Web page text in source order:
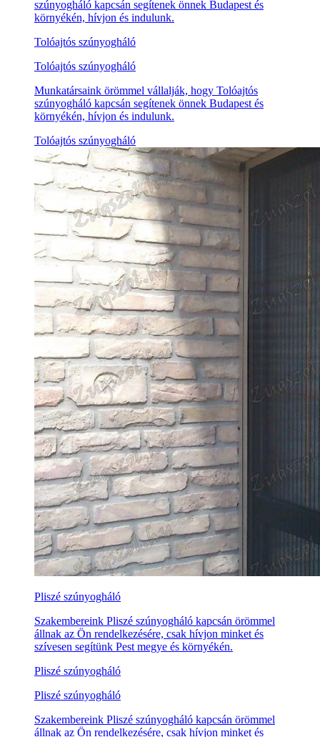
szúnyogháló kapcsán segítenek önnek Budapest és
környékén, hívjon és indulunk.
Tolóajtós szúnyogháló
Tolóajtós szúnyogháló
Munkatársaink örömmel vállalják, hogy Tolóajtós
szúnyogháló kapcsán segítenek önnek Budapest és
környékén, hívjon és indulunk.
Tolóajtós szúnyogháló
Pliszé szúnyogháló
Szakembereink Pliszé szúnyogháló kapcsán örömmel
állnak az Ön rendelkezésére, csak hívjon minket és
szívesen segítünk Pest megye és környékén.
Pliszé szúnyogháló
Pliszé szúnyogháló
Szakembereink Pliszé szúnyogháló kapcsán örömmel
állnak az Ön rendelkezésére, csak hívjon minket és